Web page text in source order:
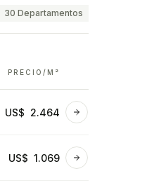
30 Departamentos
PRECIO/M²
US$ 2.464 Ver detalles
US$ 1.069 Ver detalles